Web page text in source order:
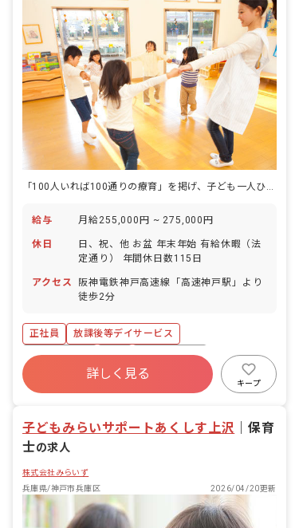
「100人いれば100通りの療育」を掲げ、子ども一人ひとりの可能性を育み続ける施設です。
給与 月給255,000円 ~ 275,000円
休日
日、祝、他 お盆 年末年始 有給休暇（法
定通り） 年間休日数115日
アクセス
阪神電鉄神戸高速線「高速神戸駅」より
徒歩2分
正社員
放課後等デイサービス
社会保険完備
有給
福利厚生充実
複数園あり
詳しく見る
キープ
子どもみらいサポートあくしす上沢
保育
士の求人
株式会社みらいず
兵庫県/神戸市兵庫区
2026/04/20更新